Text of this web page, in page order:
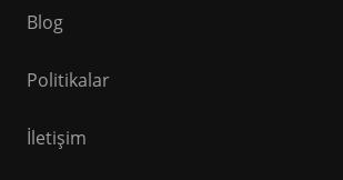
Blog
Politikalar
İletişim